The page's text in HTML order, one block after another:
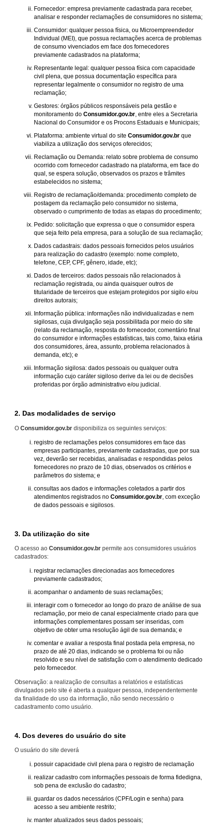
Fornecedor: empresa previamente cadastrada para receber,
analisar e responder reclamações de consumidores no sistema;
Consumidor: qualquer pessoa física, ou Microempreendedor
Individual (MEI), que possua reclamações acerca de problemas
de consumo vivenciados em face dos fornecedores
previamente cadastrados na plataforma;
Representante legal: qualquer pessoa física com capacidade
civil plena, que possua documentação específica para
representar legalmente o consumidor no registro de uma
reclamação;
Gestores: órgãos públicos responsáveis pela gestão e
monitoramento do Consumidor.gov.br, entre eles a Secretaria
Nacional do Consumidor e os Procons Estaduais e Municipais;
Plataforma: ambiente virtual do site Consumidor.gov.br que
viabiliza a utilização dos serviços oferecidos;
Reclamação ou Demanda: relato sobre problema de consumo
ocorrido com fornecedor cadastrado na plataforma, em face do
qual, se espera solução, observados os prazos e trâmites
estabelecidos no sistema;
Registro de reclamação/demanda: procedimento completo de
postagem da reclamação pelo consumidor no sistema,
observado o cumprimento de todas as etapas do procedimento;
Pedido: solicitação que expressa o que o consumidor espera
que seja feito pela empresa, para a solução de sua reclamação;
Dados cadastrais: dados pessoais fornecidos pelos usuários
para realização do cadastro (exemplo: nome completo,
telefone, CEP, CPF, gênero, idade, etc);
Dados de terceiros: dados pessoais não relacionados à
reclamação registrada, ou ainda quaisquer outros de
titularidade de terceiros que estejam protegidos por sigilo e/ou
direitos autorais;
Informação pública: informações não individualizadas e nem
sigilosas, cuja divulgação seja possibilitada por meio do site
(relato da reclamação, resposta do fornecedor, comentário final
do consumidor e informações estatísticas, tais como, faixa etária
dos consumidores, área, assunto, problema relacionados à
demanda, etc); e
Informação sigilosa: dados pessoais ou qualquer outra
informação cujo caráter sigiloso derive da lei ou de decisões
proferidas por órgão administrativo e/ou judicial.
2. Das modalidades de serviço
O Consumidor.gov.br disponibiliza os seguintes serviços:
registro de reclamações pelos consumidores em face das
empresas participantes, previamente cadastradas, que por sua
vez, deverão ser recebidas, analisadas e respondidas pelos
fornecedores no prazo de 10 dias, observados os critérios e
parâmetros do sistema; e
consultas aos dados e informações coletados a partir dos
atendimentos registrados no Consumidor.gov.br , com exceção
de dados pessoais e sigilosos.
3. Da utilização do site
O acesso ao Consumidor.gov.br permite aos consumidores usuários
cadastrados:
registrar reclamações direcionadas aos fornecedores
previamente cadastrados;
acompanhar o andamento de suas reclamações;
interagir com o fornecedor ao longo do prazo de análise de sua
reclamação, por meio de canal especialmente criado para que
informações complementares possam ser inseridas, com
objetivo de obter uma resolução ágil de sua demanda; e
comentar e avaliar a resposta final postada pela empresa, no
prazo de até 20 dias, indicando se o problema foi ou não
resolvido e seu nível de satisfação com o atendimento dedicado
pelo fornecedor.
Observação: a realização de consultas a relatórios e estatísticas
divulgados pelo site é aberta a qualquer pessoa, independentemente
da finalidade do uso da informação, não sendo necessário o
cadastramento como usuário.
4. Dos deveres do usuário do site
O usuário do site deverá
possuir capacidade civil plena para o registro de reclamação
realizar cadastro com informações pessoais de forma fidedigna,
sob pena de exclusão do cadastro;
guardar os dados necessários (CPF/Login e senha) para
acesso a seu ambiente restrito;
manter atualizados seus dados pessoais;